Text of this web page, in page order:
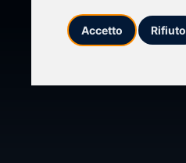
Accetto Rifiuto